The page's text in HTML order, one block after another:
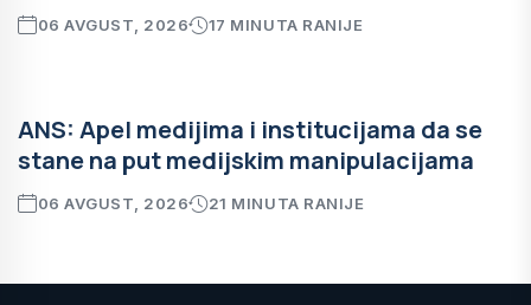
06 AVGUST, 2026 17 MINUTA RANIJE
ANS: Apel medijima i institucijama da se
stane na put medijskim manipulacijama
06 AVGUST, 2026 21 MINUTA RANIJE